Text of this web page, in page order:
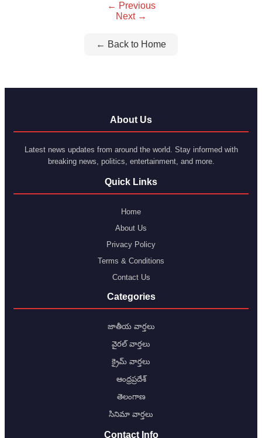
← Previous
Next →
← Back to Home
About Us
Latest news updates from around the world. Stay informed with
breaking news, politics, entertainment, and more.
Quick Links
Home
About Us
Privacy Policy
Terms & Conditions
Contact Us
Categories
జాతీయ వార్తలు
వైరల్ వార్తలు
క్రైమ్ వార్తలు
ఆంధ్రప్రదేశ్
తెలంగాణ
సినిమా వార్తలు
Contact Info